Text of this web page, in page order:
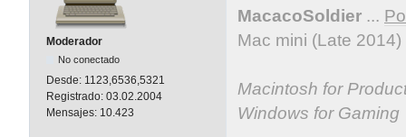
Moderador
No conectado
Desde: 1123,6536,5321
Registrado: 03.02.2004
Mensajes: 10.423
MacacoSoldier ...
Mac mini (Late
Macintosh for
Windows for Gaming